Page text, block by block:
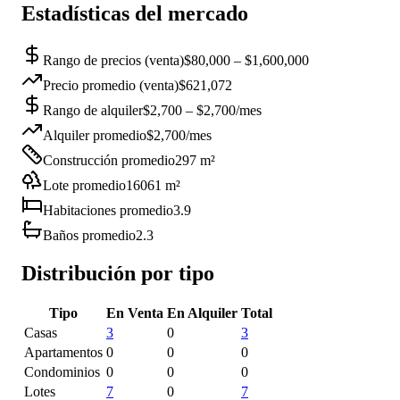
Estadísticas del mercado
Rango de precios (venta)$80,000 – $1,600,000
Precio promedio (venta)$621,072
Rango de alquiler$2,700 – $2,700/mes
Alquiler promedio$2,700/mes
Construcción promedio297 m²
Lote promedio16061 m²
Habitaciones promedio3.9
Baños promedio2.3
Distribución por tipo
Tipo En Venta En Alquiler Total
Casas
3 0
3
Apartamentos 0 0
0
Condominios 0 0
0
Lotes
7 0
7